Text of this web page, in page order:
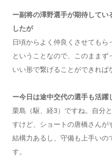
ー副将の澤野選手が期待してい
したが
日頃からよく仲良くさせても
ということなので、このまま
いい形で繋げることができれば
ー今日は途中交代の選手も活
栗島（駆、経3）ですね。自分
すけど、ショートの唐橋さんが
結構力あるし、守備も上手いの
す。